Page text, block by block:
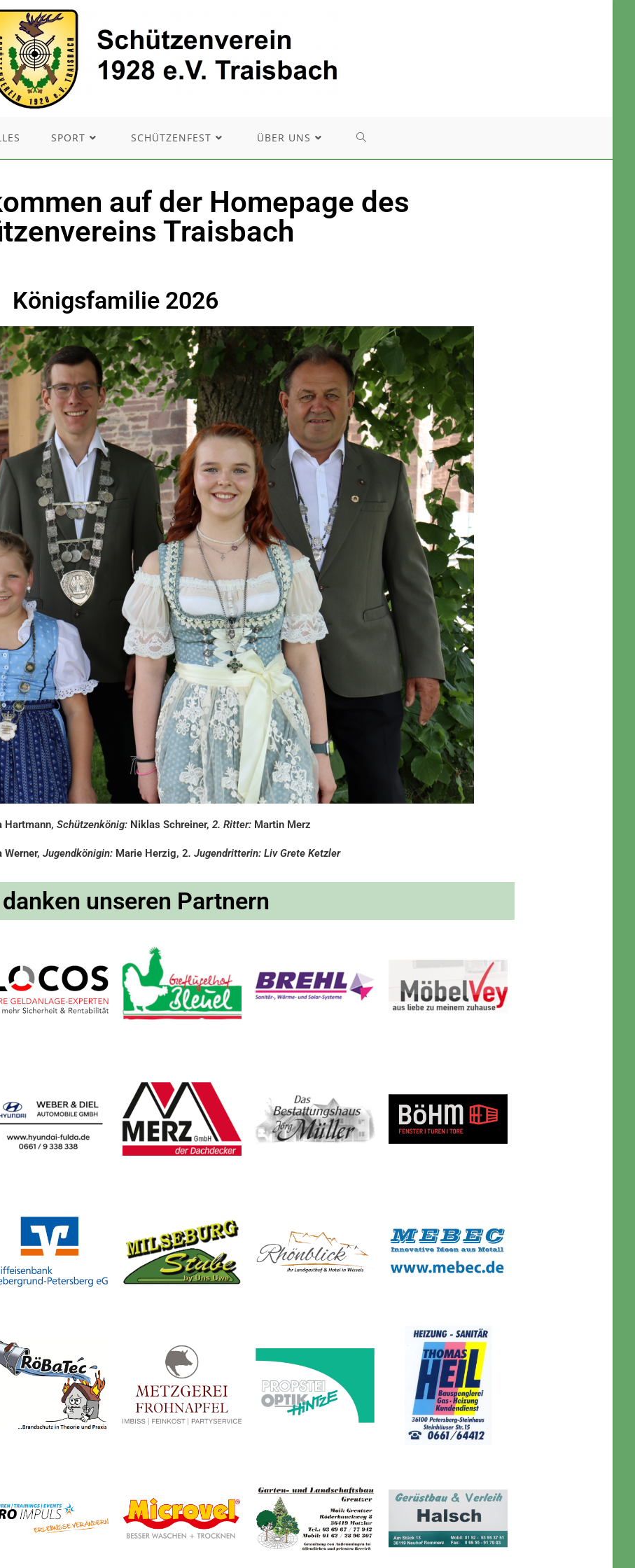
SPORT SCHÜTZENFEST ÜBER UNS
auf der Homepage des
Traisbach
Königsfamilie 2026
Hartmann, Schützenkönig: Niklas Schreiner, 2. Ritter: Martin Merz
Jugendkönigin:Marie Herzig, 2. Jugendritterin: Liv Grete Ketzler
unseren Partnern